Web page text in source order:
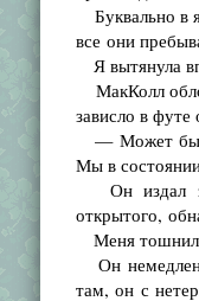
Буквально в
все они
Я вытянула
МакКолл
зависло в футе
— Может
Мы в
Он издал
открытого,
Меня
Он
там, он с